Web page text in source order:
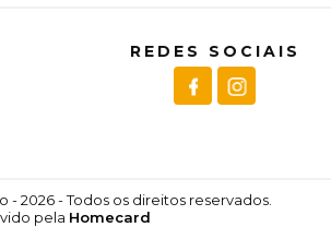
REDES SOCIAIS
- 2026 - Todos os direitos reservados.
pela Homecard